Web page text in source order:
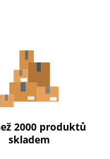
2000 produktů
skladem